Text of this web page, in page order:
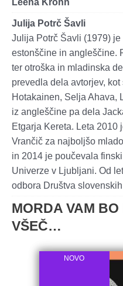
Leena Krohn
Julija Potrč Šavli
Julija Potrč Šavli (1979)
estonščine in angleščine.
ter otroška in mladinska
prevedla dela avtorjev,
Hotakainen, Selja Ahava,
iz angleščine pa dela
Etgarja Kereta. Leta
Vrančič za najboljšo
in 2014 je poučevala
Univerze v Ljubljani. Od
odbora Društva
MORDA VAM BO
VŠEČ…
NOVO